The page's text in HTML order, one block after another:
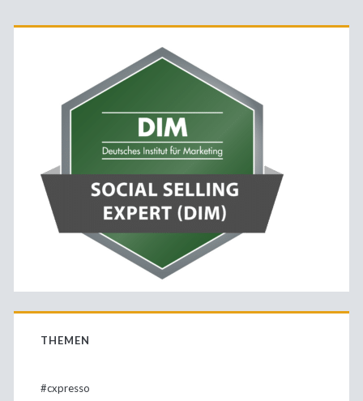
Primäre
Sidebar
THEMEN
#cxpresso